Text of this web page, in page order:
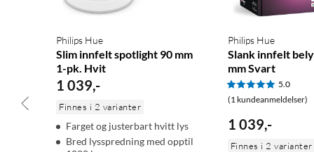
Alexa, Apple Home og Google Assistant, for eksempel en
Spesifikasjoner
Bruk: Innendørs
IP-klassifisering: IP44 (godkjent for våtromsmiljøer)
Materiale: Metall, plast
Bredde: Ø90 mm
Philips Hue
Slim innfelt spotlight 90 mm
1-pk. Hvit
1 039,-
Finnes i 2 varianter
Farget og justerbart hvitt lys
Bred lysspredning med opptil
Philips Hue
Slank innfelt
mm Svart
5.0
(1 kundeanmeldelser)
1 039,-
Finnes i 2 varianter